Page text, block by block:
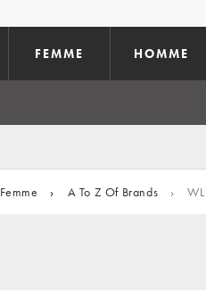
FEMME HOMME
Femme › A To Z Of Brands ›